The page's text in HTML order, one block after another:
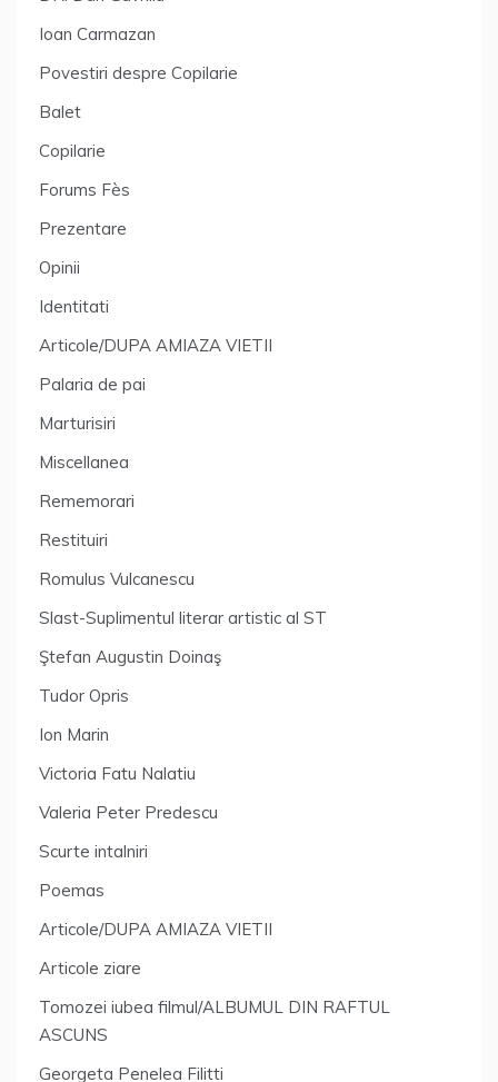
Ioan Carmazan
Povestiri despre Copilarie
Balet
Copilarie
Forums Fès
Prezentare
Opinii
Identitati
Articole/DUPA AMIAZA VIETII
Palaria de pai
Marturisiri
Miscellanea
Rememorari
Restituiri
Romulus Vulcanescu
Slast-Suplimentul literar artistic al ST
Ştefan Augustin Doinaş
Tudor Opris
Ion Marin
Victoria Fatu Nalatiu
Valeria Peter Predescu
Scurte intalniri
Poemas
Articole/DUPA AMIAZA VIETII
Articole ziare
Tomozei iubea filmul/ALBUMUL DIN RAFTUL
ASCUNS
Georgeta Penelea Filitti